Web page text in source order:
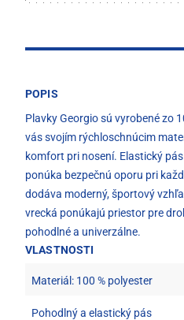
POPIS
Plavky Georgio sú vyrobené zo
vás svojím rýchloschnúcim
komfort pri nosení. Elastický
ponúka bezpečnú oporu pri
dodáva moderný, športový
vrecká ponúkajú priestor pre
pohodlné a univerzálne.
VLASTNOSTI
Materiál: 100 % polyester
Pohodlný a elastický pás